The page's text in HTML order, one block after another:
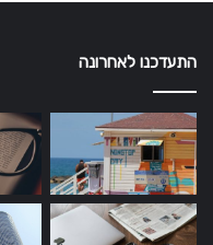
התעדכנו לאחרונה